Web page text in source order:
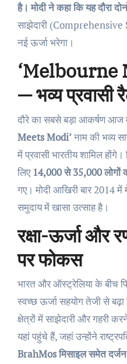
है। मोदी ने कहा कि यह दौरा
साझेदारी
नई ऊर्जा भरेगा।
‘Melbourne
— भव्य प्रवासी
दौरे का सबसे बड़ा आकर्षण आज
Meets Modi’नाम की भव्य
में प्रवासी भारतीय शामिल
लिए 14,000 से 35,000 लोगों
गए। मोदी आखिरी बार 2014
समुदाय में खासा उत्साह है।
रक्षा-ऊर्जा और
पर फोकस
भारत और ऑस्ट्रेलिया के बीच
स्वच्छ ऊर्जा सहयोग तेजी से बढ़ा
क्षेत्रों में साझेदारी और गहरी
यहां पहुंचे हैं, जहां उन्होंने
BrahMos मिसाइल समेत दर्जन